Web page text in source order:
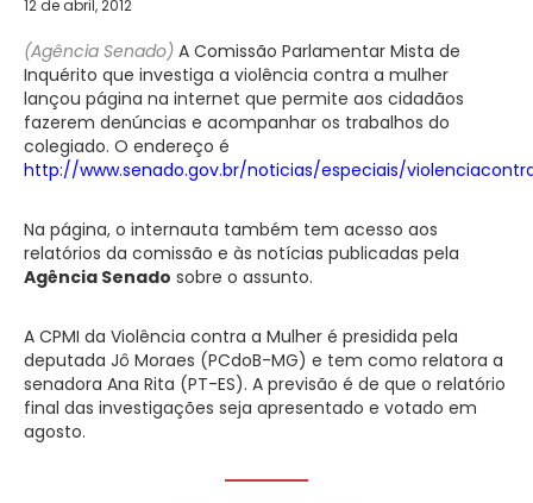
12 de abril, 2012
(Agência Senado) A Comissão Parlamentar Mista de
Inquérito que investiga a violência contra a mulher
lançou página na internet que permite aos cidadãos
fazerem denúncias e acompanhar os trabalhos do
colegiado. O endereço é
http://www.senado.gov.br/noticias/especiais/
Na página, o internauta também tem acesso aos
relatórios da comissão e às notícias publicadas pela
Agência Senado sobre o assunto.
A CPMI da Violência contra a Mulher é presidida pela
deputada Jô Moraes (PCdoB-MG) e tem como relatora a
senadora Ana Rita (PT-ES). A previsão é de que o relatório
final das investigações seja apresentado e votado em
agosto.